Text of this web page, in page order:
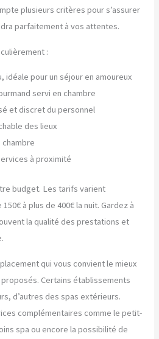
plusieurs critères pour s’assurer
parfaitement à vos attentes.
:
idéale pour un séjour en amoureux
servi en chambre
et discret du personnel
des lieux
à proximité
budget. Les tarifs varient
à plus de 400€ la nuit. Gardez à
la qualité des prestations et
qui vous convient le mieux
Certains établissements
d’autres des spas extérieurs.
complémentaires comme le petit-
spa ou encore la possibilité de